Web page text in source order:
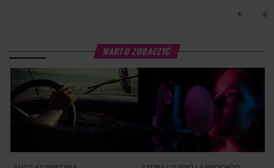
WARTO ZOBACZYĆ